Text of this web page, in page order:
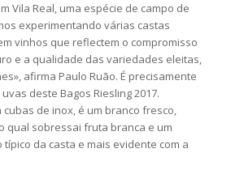
Vila Real, uma espécie de campo de
experimentando várias castas
vinhos que reflectem o compromisso
e a qualidade das variedades eleitas,
afirma Paulo Ruão. É precisamente
deste Bagos Riesling 2017.
de inox, é um branco fresco,
qual sobressai fruta branca e um
da casta e mais evidente com a